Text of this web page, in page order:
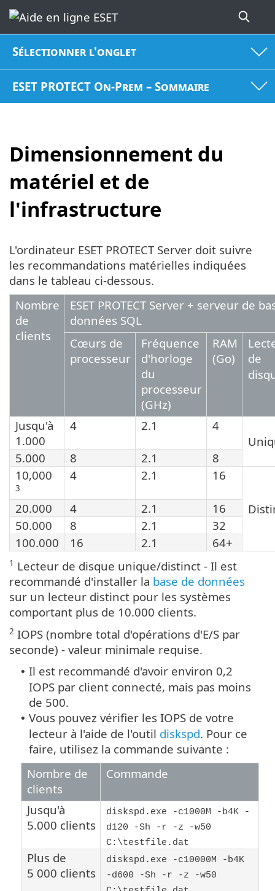
Sélectionner l'onglet
ESET PROTECT On-Prem – Sommaire
Dimensionnement du
matériel et de
l'infrastructure
L'ordinateur ESET PROTECT Server doit suivre
les recommandations matérielles indiquées
dans le tableau ci-dessous.
Nombre
de
clients
ESET PROTECT Server + serveur de
données SQL
Cœurs de
processeur
Fréquence
d'horloge
du
processeur
(GHz)
RAM
(Go)
de
Jusqu'à
1.000
4 2.1
4
5.000
8 2.1
8
10,000
3
4 2.1 16
20.000 4 2.1
16
50.000
8 2.1
32
100.000
16 2.1 64+
1 Lecteur de disque unique/distinct - Il est
recommandé d'installer la base de données
sur un lecteur distinct pour les systèmes
comportant plus de 10.000 clients.
2 IOPS (nombre total d'opérations d'E/S par
seconde) - valeur minimale requise.
• Il est recommandé d'avoir environ 0,2
IOPS par client connecté, mais pas moins
de 500.
• Vous pouvez vérifier les IOPS de votre
lecteur à l'aide de l'outil diskspd. Pour ce
faire, utilisez la commande suivante :
Nombre de
clients
Commande
Jusqu'à
5.000 clients
diskspd.exe -c1000M -b4K -
d120 -Sh -r -z -w50
C:\testfile.dat
Plus de
5 000 clients
diskspd.exe -c10000M -b4K
-d600 -Sh -r -z -w50